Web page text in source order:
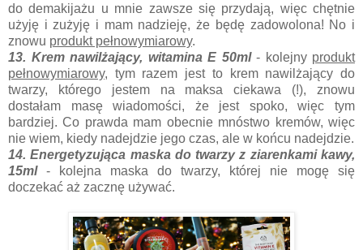
do demakijażu u mnie zawsze się przydają, więc chętnie
użyję i zużyję i mam nadzieję, że będę zadowolona! No i
znowu produkt pełnowymiarowy.
13. Krem nawilżający, witamina E 50ml- kolejny produkt
pełnowymiarowy, tym razem jest to krem nawilżający do
twarzy, którego jestem na maksa ciekawa (!), znowu
dostałam masę wiadomości, że jest spoko, więc tym
bardziej. Co prawda mam obecnie mnóstwo kremów, więc
nie wiem, kiedy nadejdzie jego czas, ale w końcu nadejdzie.
14. Energetyzująca maska do twarzy z ziarenkami kawy,
15ml- kolejna maska do twarzy, której nie mogę się
doczekać aż zacznę używać.